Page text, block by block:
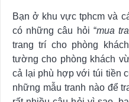
Bạn ở khu vực tphcm và
có những câu hỏi “mua
trang trí cho phòng
tường cho phòng khách
cả lại phù hợp với túi tiền
những mẫu tranh nào để